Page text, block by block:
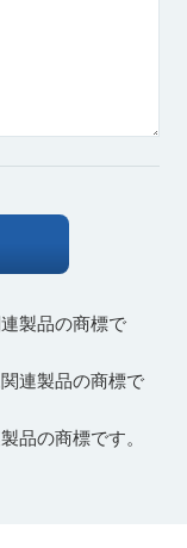
製品の商標で
連製品の商標で
品の商標です。